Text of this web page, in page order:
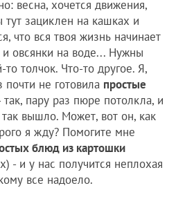
весна, хочется движения,
тут зациклен на кашках и
что вся твоя жизнь начинает
и овсянки на воде... Нужны
толчок. Что-то другое. Я,
почти не готовила простые
так, пару раз пюре потолкла, и
вышло. Может, вот он, как
я жду? Помогите мне
блюд из картошки
- и у нас получится неплохая
все надоело.